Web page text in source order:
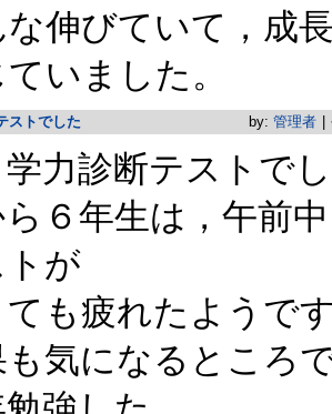
伸びていて，成
いました。
ストでした by: 管理者
力診断テストで
ら６年生は，午前
トが
も疲れたようで
も気になるところ